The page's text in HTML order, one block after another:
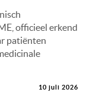
officieel erkend
patiënten
10 juli 2026